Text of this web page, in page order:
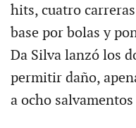
hits, cuatro
base por bolas y
Da Silva lanzó los
permitir daño,
a ocho